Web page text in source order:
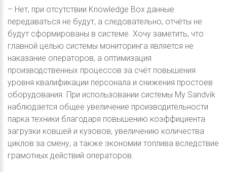
– Нет, при отсутствии Knowledge Box данные
передаваться не будут, а следовательно, отчёты не
будут сформированы в системе. Хочу заметить, что
главной целью системы мониторинга является не
наказание операторов, а оптимизация
производственных процессов за счёт повышения
уровня квалификации персонала и снижения простоев
оборудования. При использовании системы My Sandvik
наблюдается общее увеличение производительности
парка техники благодаря повышению коэффициента
загрузки ковшей и кузовов, увеличению количества
циклов за смену, а также экономии топлива вследствие
грамотных действий операторов.